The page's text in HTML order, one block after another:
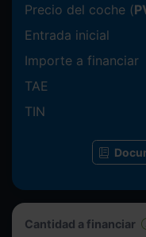
Cantidad a financiar
Precio del coche (
Entrada inicial
Importe a financiar
TAE
TIN